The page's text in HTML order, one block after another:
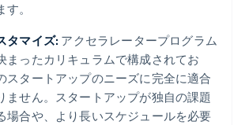
。
タマイズ: アクセラレータープログラム
まったカリキュラムで構成されてお
スタートアップのニーズに完全に適合
ません。スタートアップが独自の課題
場合や、より長いスケジュールを必要